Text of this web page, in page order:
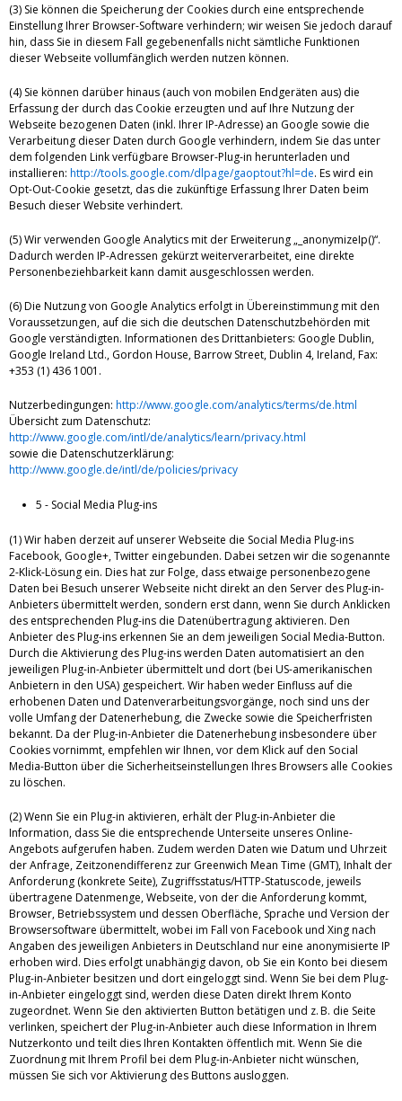
(3) Sie können die Speicherung der Cookies durch eine entsprechende
Einstellung Ihrer Browser-Software verhindern; wir weisen Sie jedoch darauf
hin, dass Sie in diesem Fall gegebenenfalls nicht sämtliche Funktionen
dieser Webseite vollumfänglich werden nutzen können.
(4) Sie können darüber hinaus (auch von mobilen Endgeräten aus) die
Erfassung der durch das Cookie erzeugten und auf Ihre Nutzung der
Webseite bezogenen Daten (inkl. Ihrer IP-Adresse) an Google sowie die
Verarbeitung dieser Daten durch Google verhindern, indem Sie das unter
dem folgenden Link verfügbare Browser-Plug-in herunterladen und
installieren: http://tools.google.com/dlpage/gaoptout?hl=de. Es wird ein
Opt-Out-Cookie gesetzt, das die zukünftige Erfassung Ihrer Daten beim
Besuch dieser Website verhindert.
(5) Wir verwenden Google Analytics mit der Erweiterung „_anonymizeIp()“.
Dadurch werden IP-Adressen gekürzt weiterverarbeitet, eine direkte
Personenbeziehbarkeit kann damit ausgeschlossen werden.
(6) Die Nutzung von Google Analytics erfolgt in Übereinstimmung mit den
Voraussetzungen, auf die sich die deutschen Datenschutzbehörden mit
Google verständigten. Informationen des Drittanbieters: Google Dublin,
Google Ireland Ltd., Gordon House, Barrow Street, Dublin 4, Ireland, Fax:
+353 (1) 436 1001.
Nutzerbedingungen: http://www.google.com/analytics/terms/de.html
Übersicht zum Datenschutz:
http://www.google.com/intl/de/analytics/learn/privacy.html
sowie die Datenschutzerklärung:
http://www.google.de/intl/de/policies/privacy
5 - Social Media Plug-ins
(1) Wir haben derzeit auf unserer Webseite die Social Media Plug-ins
Facebook, Google+, Twitter eingebunden. Dabei setzen wir die sogenannte
2-Klick-Lösung ein. Dies hat zur Folge, dass etwaige personenbezogene
Daten bei Besuch unserer Webseite nicht direkt an den Server des Plug-in-
Anbieters übermittelt werden, sondern erst dann, wenn Sie durch Anklicken
des entsprechenden Plug-ins die Datenübertragung aktivieren. Den
Anbieter des Plug-ins erkennen Sie an dem jeweiligen Social Media-Button.
Durch die Aktivierung des Plug-ins werden Daten automatisiert an den
jeweiligen Plug-in-Anbieter übermittelt und dort (bei US-amerikanischen
Anbietern in den USA) gespeichert. Wir haben weder Einfluss auf die
erhobenen Daten und Datenverarbeitungsvorgänge, noch sind uns der
volle Umfang der Datenerhebung, die Zwecke sowie die Speicherfristen
bekannt. Da der Plug-in-Anbieter die Datenerhebung insbesondere über
Cookies vornimmt, empfehlen wir Ihnen, vor dem Klick auf den Social
Media-Button über die Sicherheitseinstellungen Ihres Browsers alle Cookies
zu löschen.
(2) Wenn Sie ein Plug-in aktivieren, erhält der Plug-in-Anbieter die
Information, dass Sie die entsprechende Unterseite unseres Online-
Angebots aufgerufen haben. Zudem werden Daten wie Datum und Uhrzeit
der Anfrage, Zeitzonendifferenz zur Greenwich Mean Time (GMT), Inhalt der
Anforderung (konkrete Seite), Zugriffsstatus/HTTP-Statuscode, jeweils
übertragene Datenmenge, Webseite, von der die Anforderung kommt,
Browser, Betriebssystem und dessen Oberfläche, Sprache und Version der
Browsersoftware übermittelt, wobei im Fall von Facebook und Xing nach
Angaben des jeweiligen Anbieters in Deutschland nur eine anonymisierte IP
erhoben wird. Dies erfolgt unabhängig davon, ob Sie ein Konto bei diesem
Plug-in-Anbieter besitzen und dort eingeloggt sind. Wenn Sie bei dem Plug-
in-Anbieter eingeloggt sind, werden diese Daten direkt Ihrem Konto
zugeordnet. Wenn Sie den aktivierten Button betätigen und z. B. die Seite
verlinken, speichert der Plug-in-Anbieter auch diese Information in Ihrem
Nutzerkonto und teilt dies Ihren Kontakten öffentlich mit. Wenn Sie die
Zuordnung mit Ihrem Profil bei dem Plug-in-Anbieter nicht wünschen,
müssen Sie sich vor Aktivierung des Buttons ausloggen.